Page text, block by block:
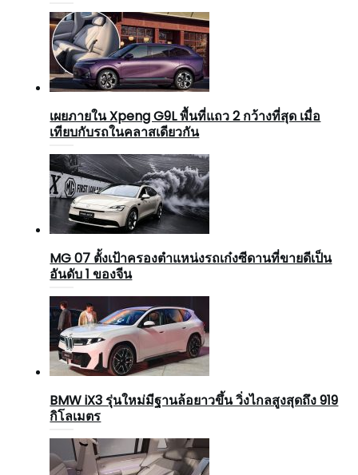
เผยภายใน Xpeng G9L พื้นที่แถว 2 กว้างที่สุด เมื่อ
เทียบกับรถในคลาสเดียวกัน
MG 07 ตั้งเป้าครองตำแหน่งรถเก๋งซีดานที่ขายดีเป็น
อันดับ 1 ของจีน
BMW iX3 รุ่นใหม่มีฐานล้อยาวขึ้น วิ่งไกลสูงสุดถึง 919
กิโลเมตร